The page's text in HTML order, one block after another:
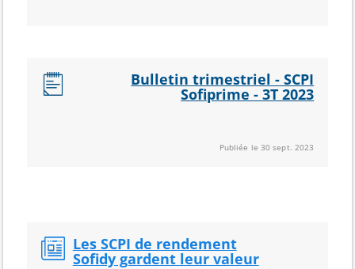
Bulletin trimestriel - SCPI
Sofiprime - 3T 2023
Publiée le 30 sept. 2023
Les SCPI de rendement
Sofidy gardent leur valeur